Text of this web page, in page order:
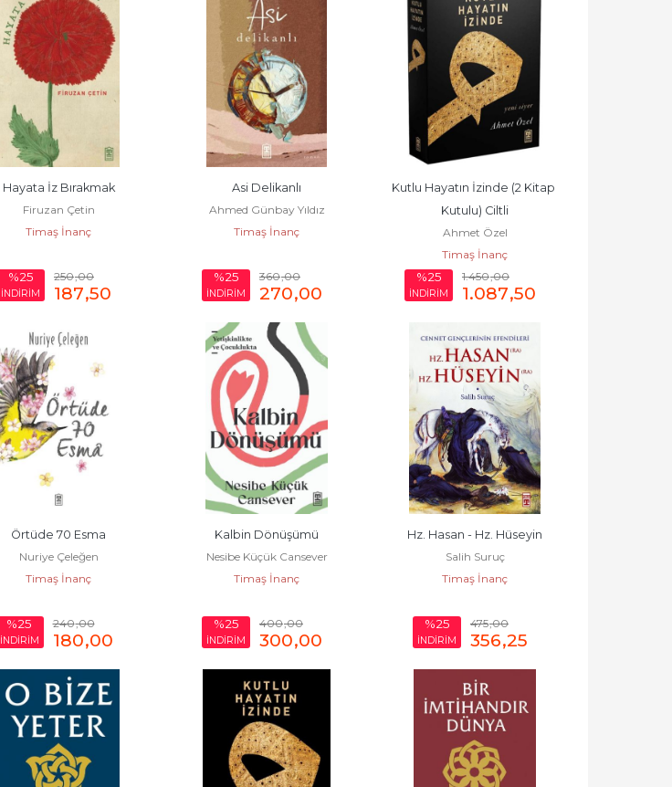
Hayata İz Bırakmak
Firuzan Çetin
Timaş İnanç
%25
İNDİRİM
250,00
187,50
Asi Delikanlı
Ahmed Günbay Yıldız
Timaş İnanç
%25
İNDİRİM
360,00
270,00
Kutlu Hayatın İzinde (2 Kitap
Kutulu) Ciltli
Ahmet Özel
Timaş İnanç
%25
İNDİRİM
1.450,00
1.087,50
Örtüde 70 Esma
Nuriye Çeleğen
Timaş İnanç
%25
İNDİRİM
240,00
180,00
Kalbin Dönüşümü
Nesibe Küçük Cansever
Timaş İnanç
%25
İNDİRİM
400,00
300,00
Hz. Hasan - Hz. Hüseyin
Salih Suruç
Timaş İnanç
%25
İNDİRİM
475,00
356,25